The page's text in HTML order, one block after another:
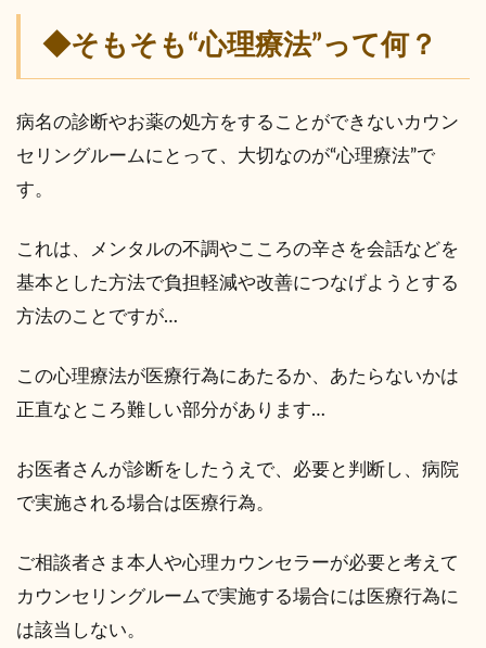
◆そもそも“心理療法”って何？
病名の診断やお薬の処方をすることができないカウン
セリングルームにとって、大切なのが“心理療法”で
す。
これは、メンタルの不調やこころの辛さを会話などを
基本とした方法で負担軽減や改善につなげようとする
方法のことですが…
この心理療法が医療行為にあたるか、あたらないかは
正直なところ難しい部分があります…
お医者さんが診断をしたうえで、必要と判断し、病院
で実施される場合は医療行為。
ご相談者さま本人や心理カウンセラーが必要と考えて
カウンセリングルームで実施する場合には医療行為に
は該当しない。